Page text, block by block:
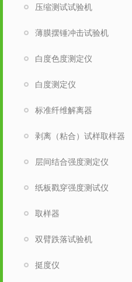
压缩测试试验机
薄膜摆锤冲击试验机
白度色度测定仪
白度测定仪
标准纤维解离器
剥离（粘合）试样取样器
层间结合强度测定仪
纸板戳穿强度测试仪
取样器
双臂跌落试验机
挺度仪